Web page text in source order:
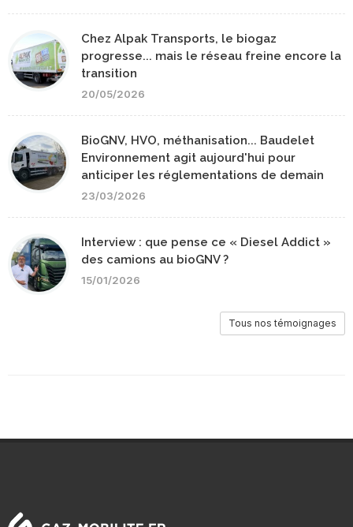
Chez Alpak Transports, le biogaz
progresse... mais le réseau freine encore la
transition
20/05/2026
BioGNV, HVO, méthanisation... Baudelet
Environnement agit aujourd'hui pour
anticiper les réglementations de demain
23/03/2026
Interview : que pense ce « Diesel Addict »
des camions au bioGNV ?
15/01/2026
Tous nos témoignages